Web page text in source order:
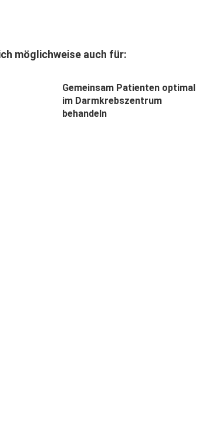
möglichweise auch für:
Gemeinsam Patienten optimal
im Darmkrebszentrum
behandeln